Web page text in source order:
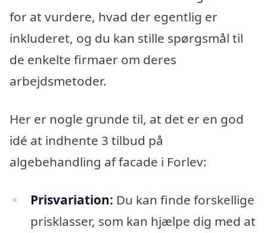
for at vurdere, hvad der egentlig er
inkluderet, og du kan stille spørgsmål til
de enkelte firmaer om deres
arbejdsmetoder.
Her er nogle grunde til, at det er en god
idé at indhente 3 tilbud på
algebehandling af facade i Forlev:
Prisvariation: Du kan finde forskellige
prisklasser, som kan hjælpe dig med at